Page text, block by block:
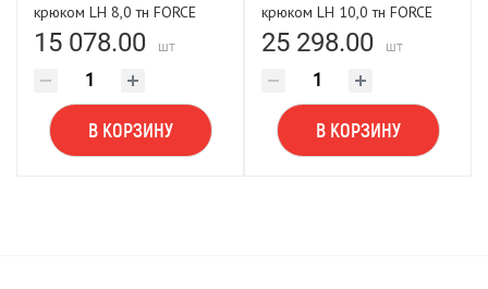
крюком LH 8,0 тн FORCE
LIFTING
15 078.00 шт
В КОРЗИНУ
крюком LH 10,0 тн FORCE
LIFTING
25 298.00 шт
В КОРЗИНУ